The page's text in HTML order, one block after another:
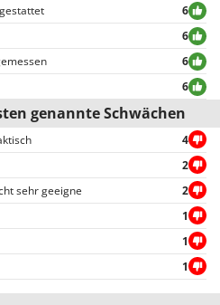
als auch die negativen, können vom
auch dank der Filter, die eine
einschließlich der Auswahl von
6
6
6
6
genannte Schwächen
4
2
sehr geeigne
2
1
1
1